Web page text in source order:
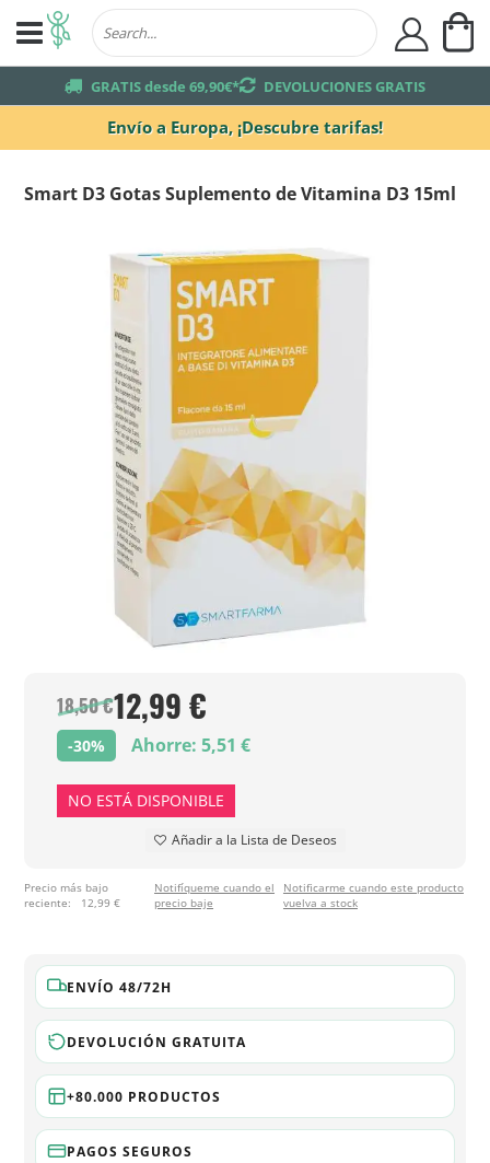
Envío a Europa, ¡Descubre tarifas!
truck GRATIS desde 69,90€*returns DEVOLUCIONES GRATIS
user
Smart D3 Gotas Suplemento de Vitamina D3 15ml
18,50 €12,99 €
-30% Ahorre: 5,51 €
NO ESTÁ DISPONIBLE
Añadir a la Lista de Deseos
Precio más bajo
reciente:
12,99 €
Notifíqueme cuando el
precio baje
Notificarme cuando este producto
vuelva a stock
ENVÍO 48/72H
DEVOLUCIÓN GRATUITA
+80.000 PRODUCTOS
PAGOS SEGUROS